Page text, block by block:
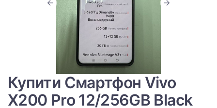
Купити Смартфон Vivo
X200 Pro 12/256GB Black